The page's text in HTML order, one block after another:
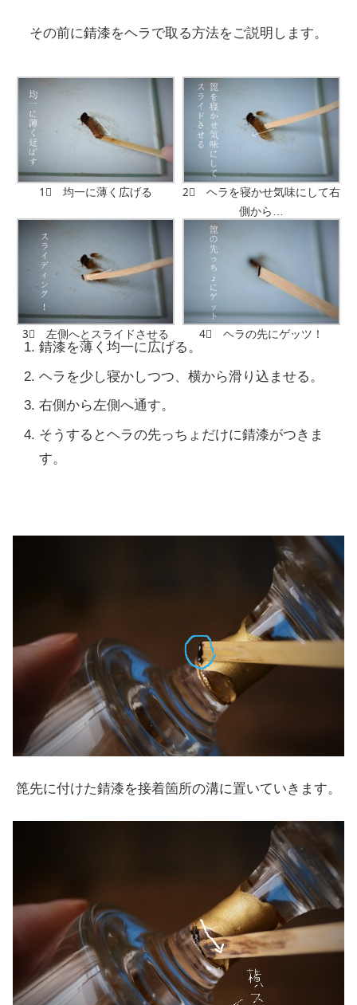
その前に錆漆をヘラで取る方法をご説明します。
1⃣ 均一に薄く広げる
2⃣ ヘラを寝かせ気味にして右
側から…
3⃣ 左側へとスライドさせる 4⃣ ヘラの先にゲッツ！
錆漆を薄く均一に広げる。
ヘラを少し寝かしつつ、横から滑り込ませる。
右側から左側へ通す。
そうするとヘラの先っちょだけに錆漆がつきま
す。
箆先に付けた錆漆を接着箇所の溝に置いていきます。